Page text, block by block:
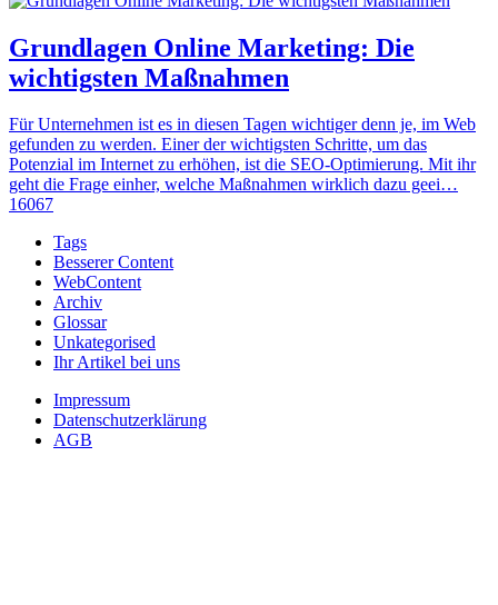
Grundlagen Online Marketing: Die
wichtigsten Maßnahmen
Für Unternehmen ist es in diesen Tagen wichtiger denn je, im Web
gefunden zu werden. Einer der wichtigsten Schritte, um das
Potenzial im Internet zu erhöhen, ist die SEO-Optimierung. Mit ihr
geht die Frage einher, welche Maßnahmen wirklich dazu geei…
16067
Tags
Besserer Content
WebContent
Archiv
Glossar
Unkategorised
Ihr Artikel bei uns
Impressum
Datenschutzerklärung
AGB